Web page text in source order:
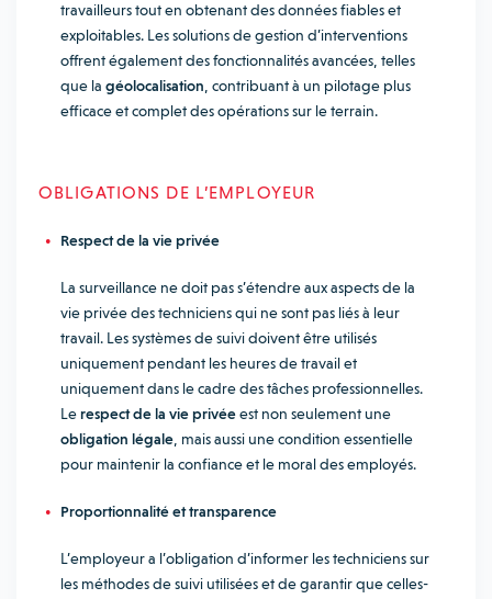
travailleurs tout en obtenant des données fiables et
exploitables. Les solutions de gestion d’interventions
offrent également des fonctionnalités avancées, telles
que la géolocalisation , contribuant à un pilotage plus
efficace et complet des opérations sur le terrain.
OBLIGATIONS DE L’EMPLOYEUR
Respect de la vie privée
La surveillance ne doit pas s’étendre aux aspects de la
vie privée des techniciens qui ne sont pas liés à leur
travail. Les systèmes de suivi doivent être utilisés
uniquement pendant les heures de travail et
uniquement dans le cadre des tâches professionnelles.
Lerespect de la vie privéeest non seulement une
obligation légale , mais aussi une condition essentielle
pour maintenir la confiance et le moral des employés.
Proportionnalité et transparence
L’employeur a l’obligation d’informer les techniciens sur
les méthodes de suivi utilisées et de garantir que celles-